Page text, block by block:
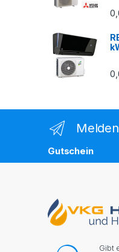
Gutschein
Gibt